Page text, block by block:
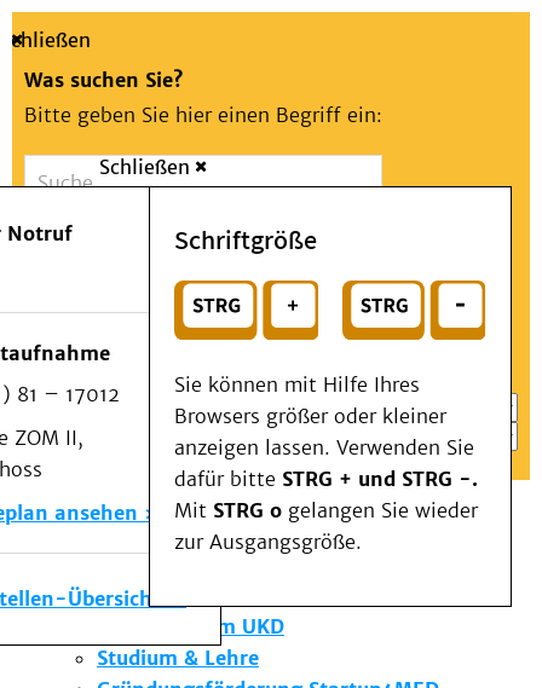
Suche
Schließen
Was suchen Sie?
Bitte geben Sie hier einen Begriff ein:
Suchen
oder
Wählen Sie ein Thema für Ihren Schnelleinstieg
Notfall
Schließen
Notruf
81 – 17012
ZOM II,
ansehen
Übersicht
Schriftgröße
Sie können mit Hilfe Ihres
Browsers größer oder kleiner
anzeigen lassen. Verwenden Sie
dafür bitte STRG + und STRG -.
Mit STRG o gelangen Sie wieder
zur Ausgangsgröße.
Menü
Patienten & Besucher
Kliniken/Institute/Zentren
Als Patient am UKD
Beratung und Unterstützung
Veranstaltungen
Kommunikation im Medizinwesen (KIM)
Notfall
Forschung & Lehre
Die Institute des UKD
Forschung am UKD
Studium & Lehre